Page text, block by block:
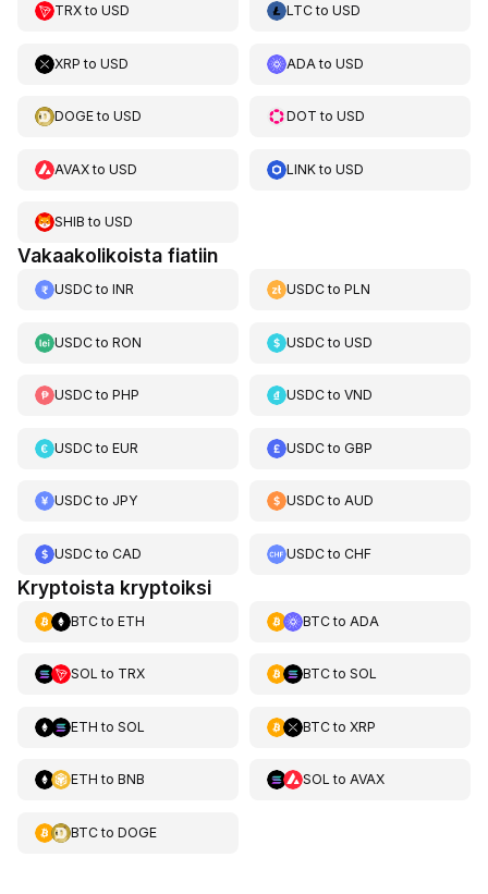
TRXto USD LTCtoUSD
XRP to USD ADA toUSD
DOGEto USD DOT toUSD
AVAXto USD LINKtoUSD
SHIB to USD
Vakaakolikoista fiatiin
USDCto INR USDCtoPLN
USDCto RON USDCtoUSD
USDCto PHP USDCtoVND
USDCto EUR USDCtoGBP
USDCto JPY USDCtoAUD
USDCto CAD USDCtoCHF
Kryptoista kryptoiksi
BTCto ETH BTCto ADA
SOL to TRX BTCto SOL
ETH to SOL BTCto XRP
ETH to BNB SOL to AVAX
BTCto DOGE